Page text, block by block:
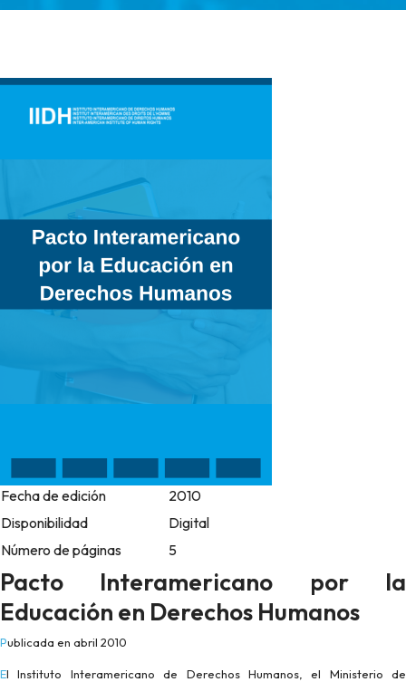
Fecha de edición
2010
Disponibilidad
Digital
Número de páginas
5
Pacto Interamericano por la
Educación en Derechos Humanos
Publicada en abril 2010
El Instituto Interamericano de Derechos Humanos, el Ministerio de